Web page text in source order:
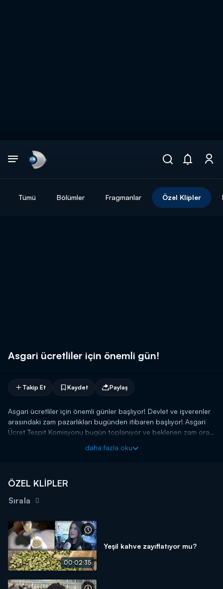
Tümü Bölümler Fragmanlar Özel Klipler
Asgari ücretliler için önemli gün!
Takip Et Kaydet Paylaş
Asgari ücretliler için önemli günler başlıyor! Devlet ve işverenler
arasındaki zam pazarlıkları bugünden itibaren başlıyor! Asgari
Ücret Tespit Komisyonu bugün toplanıyor ve beklenen zam oranı
sonuna kadar sürecek olan görüşmelerde çıkacak kararı, 7
daha fazla oku
ÖZEL KLİPLER
Sırala
00:02:35
Yeşil kahve zayıflatıyor mu?